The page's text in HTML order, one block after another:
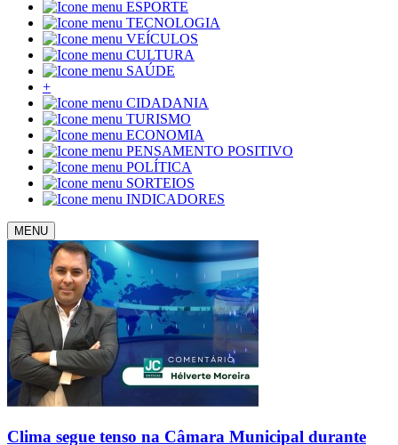
ESPORTE
TECNOLOGIA
VEÍCULOS
CULTURA
SAÚDE
+
CIDADANIA
TURISMO
ECONOMIA
PENSAMENTO POSITIVO
POLÍTICA
SORTEIOS
INDICADORES
MENU
Clima segue tenso na Câmara Municipal durante